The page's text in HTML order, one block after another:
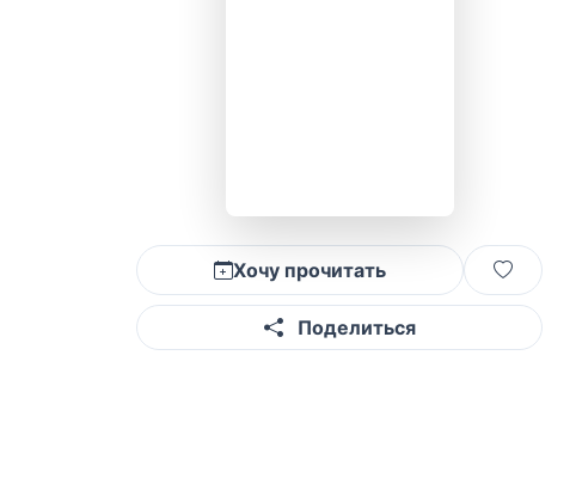
Хочу прочитать
Поделиться